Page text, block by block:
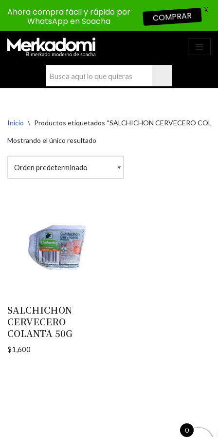
Saltar
Inicio \ Productos etiquetados “SALCHICHON CERVECERO
Mostrando el único resultado
SALCHICHON
CERVECERO
COLANTA 50G
$1,600
Ahora compra fácil y rápido por
WhatsApp en Soacha
COMPRAR
X
0